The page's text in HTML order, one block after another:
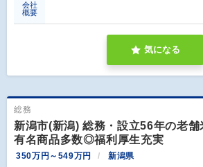
会社
概要
気になる
総務
新潟市(新潟) 総務・設立56年の老
有名商品多数◎福利厚生充実
350万円～549万円 新潟県